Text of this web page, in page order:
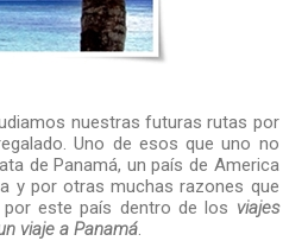
nuestras futuras rutas por
Uno de esos que uno no
de Panamá, un país de America
y por otras muchas razones que
este país dentro de los viajes
viaje a Panamá.